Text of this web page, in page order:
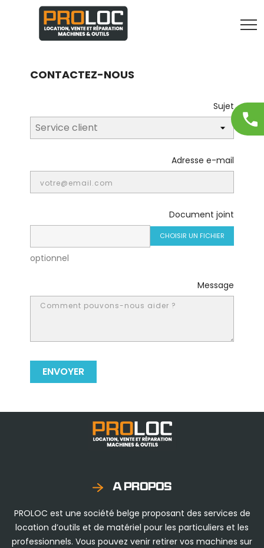
CONTACTEZ-NOUS
Sujet
Adresse e-mail
Document joint
CHOISIR UN FICHIER
optionnel
Message
A PROPOS
PROLOC est une société belge proposant des services de
location d’outils et de matériel pour les particuliers et les
professionnels. Vous pouvez venir retirer vos machines sur